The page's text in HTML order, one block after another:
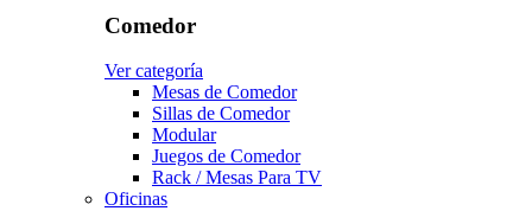
Comedor
Ver categoría
Mesas de Comedor
Sillas de Comedor
Modular
Juegos de Comedor
Rack / Mesas Para TV
Oficinas